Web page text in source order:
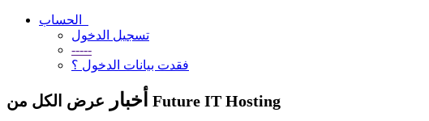
تسجيل الدخول
-----
فقدت بيانات الدخول ؟
أخبار عرض الكل من Future IT Hosting